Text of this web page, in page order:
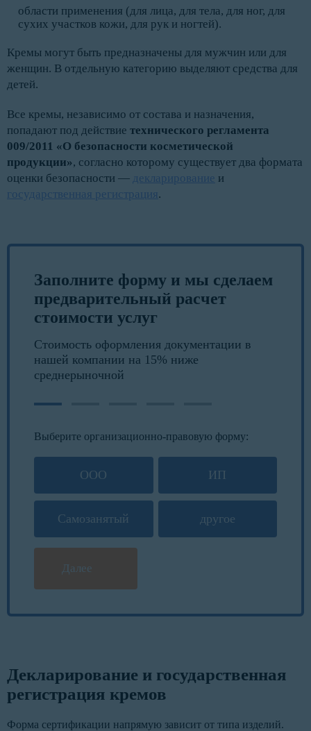
области применения (для лица, для тела, для ног, для
сухих участков кожи, для рук и ногтей).
Кремы могут быть предназначены для мужчин или для
женщин. В отдельную категорию выделяют средства для
детей.
Все кремы, независимо от состава и назначения,
попадают под действие технического регламента
009/2011 «О безопасности косметической
продукции», согласно которому существует два формата
оценки безопасности — декларирование и
государственная регистрация.
Заполните форму и мы сделаем
предварительный расчет
стоимости услуг
Стоимость оформления документации в
нашей компании на 15% ниже
среднерыночной
Выберите организационно-правовую форму:
ООО ИП
Самозанятый другое
Далее
Декларирование и государственная
регистрация кремов
Форма сертификации напрямую зависит от типа изделий.